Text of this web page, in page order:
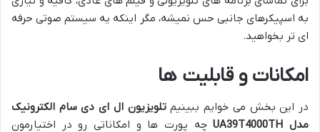
به اسپیکرهای جانبی حس نمیشه، مگر اینکه یه سیستم صوتی حرفه
ای تر بخواهید.
امکانات و قابلیت ها
در این بخش می خوایم ببینیمتلویزیون ال ای دی سام الکترونیک
مدل UA39T4000TH
چه پورت ها و امکاناتی رو در اختیارمون